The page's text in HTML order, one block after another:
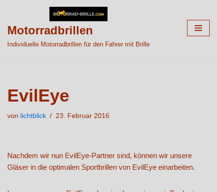
Zum
springen
Motorradbrillen
Individuelle Motorradbrillen für den Fahrer mit Brille
EvilEye
von lichtblick 23. Februar 2016
Nachdem wir nun EvilEye-Partner sind, können wir unsere
Gläser in die optimalen Sportbrillen von EvilEye einarbeiten.